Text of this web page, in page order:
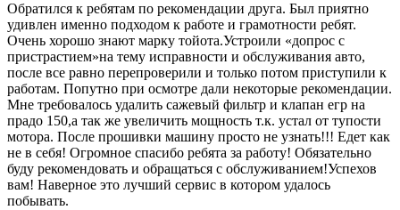
Обратился к ребятам по рекомендации друга. Был приятно
удивлен именно подходом к работе и грамотности ребят.
Очень хорошо знают марку тойота.Устроили «допрос с
пристрастием»на тему исправности и обслуживания авто,
после все равно перепроверили и только потом приступили к
работам. Попутно при осмотре дали некоторые рекомендации.
Мне требовалось удалить сажевый фильтр и клапан егр на
прадо 150,а так же увеличить мощность т.к. устал от тупости
мотора. После прошивки машину просто не узнать!!! Едет как
не в себя! Огромное спасибо ребята за работу! Обязательно
буду рекомендовать и обращаться с обслуживанием!Успехов
вам! Наверное это лучший сервис в котором удалось
побывать.